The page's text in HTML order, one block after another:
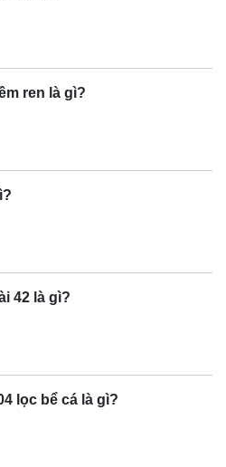
ren là gì?
42 là gì?
lọc bể cá là gì?